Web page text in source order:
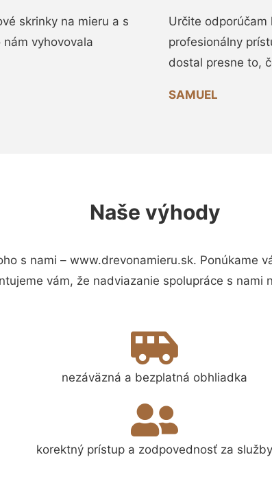
skrinky na mieru a s
vyhovovala
Určite odporúčam
profesionálny
dostal presne to,
SAMUEL
Naše výhody
s nami – www.drevonamieru.sk. Ponúkame
vám, že nadviazanie spolupráce s nami
nezáväzná a bezplatná obhliadka
korektný prístup a zodpovednosť za služby